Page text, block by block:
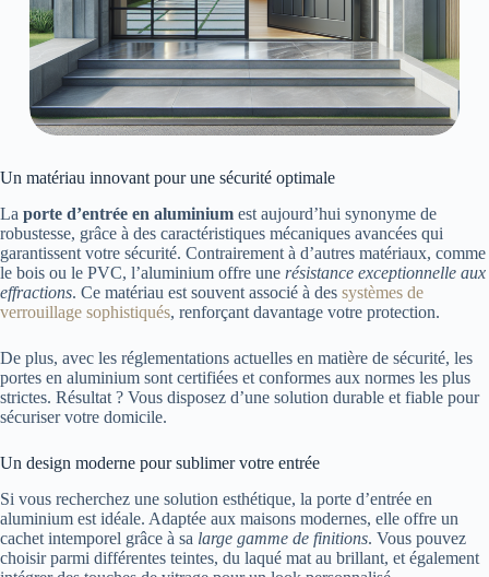
Un matériau innovant pour une sécurité optimale
La porte d’entrée en aluminium est aujourd’hui synonyme de
robustesse, grâce à des caractéristiques mécaniques avancées qui
garantissent votre sécurité. Contrairement à d’autres matériaux, comme
le bois ou le PVC, l’aluminium offre une résistance exceptionnelle aux
effractions. Ce matériau est souvent associé à des systèmes de
verrouillage sophistiqués, renforçant davantage votre protection.
De plus, avec les réglementations actuelles en matière de sécurité, les
portes en aluminium sont certifiées et conformes aux normes les plus
strictes. Résultat ? Vous disposez d’une solution durable et fiable pour
sécuriser votre domicile.
Un design moderne pour sublimer votre entrée
Si vous recherchez une solution esthétique, la porte d’entrée en
aluminium est idéale. Adaptée aux maisons modernes, elle offre un
cachet intemporel grâce à sa large gamme de finitions. Vous pouvez
choisir parmi différentes teintes, du laqué mat au brillant, et également